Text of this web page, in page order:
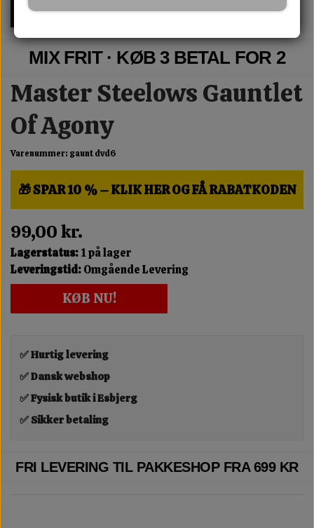
MIX FRIT · KØB 3 BETAL FOR 2
Master Steelows Gauntlet
Of Agony
Varenummer: gaunt dvd6
🎁 SPAR 10 % – KLIK HER OG FÅ RABATKODEN
99,00 kr.
Lagerstatus:1 på lager
Leveringstid:Omgående Levering
KØB NU!
✅ Hurtig levering
✅ Dansk webshop
✅ Fysisk butik i Esbjerg
✅ Sikker betaling
FRI LEVERING TIL PAKKESHOP FRA 699 KR